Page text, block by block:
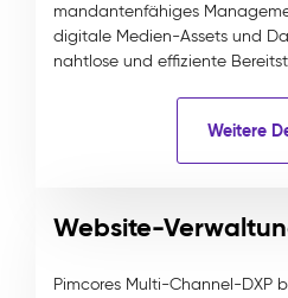
mandantenfähiges
digitale Medien-Assets und
nahtlose und effiziente
Weitere
Website-
Pimcores Multi-Channel-DXP